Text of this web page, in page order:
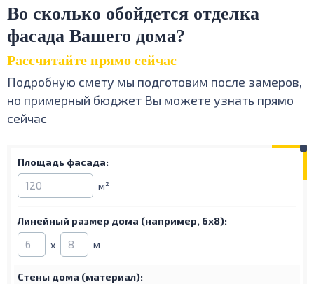
Во сколько обойдется отделка
фасада Вашего дома?
Рассчитайте прямо сейчас
Подробную смету мы подготовим после замеров,
но примерный бюджет Вы можете узнать прямо
сейчас
Площадь фасада:
м²
Линейный размер дома (например, 6х8):
х
м
Стены дома (материал):